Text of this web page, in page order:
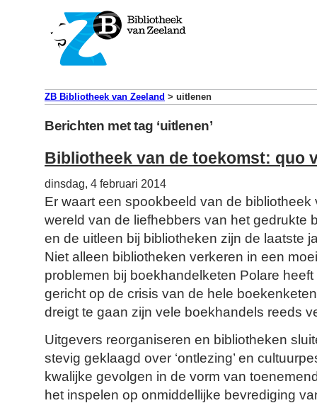
ZB Bibliotheek van Zeeland > uitlenen
Berichten met tag ‘uitlenen’
Bibliotheek van de toekomst: quo
dinsdag, 4 februari 2014
Er waart een spookbeeld van de
wereld van de liefhebbers van het gedrukte
en de uitleen bij bibliotheken zijn de laatste
Niet alleen bibliotheken verkeren in een
problemen bij boekhandelketen Polare
gericht op de crisis van de hele
dreigt te gaan zijn vele boekhandels reeds
Uitgevers reorganiseren en bibliotheken
stevig geklaagd over ‘ontlezing’ en
kwalijke gevolgen in de vorm van
het inspelen op onmiddellijke bevrediging